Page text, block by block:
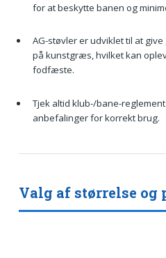
for at beskytte banen og
AG-støvler er udviklet til at give
på kunstgræs, hvilket kan
fodfæste.
Tjek altid klub-/bane-
anbefalinger for korrekt brug.
Valg af størrelse og